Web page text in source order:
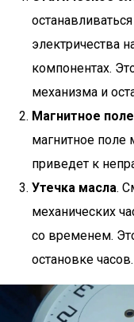
электричества
компонентах.
механизма и
Магнитное поле
магнитное поле
приведет к
Утечка масла.
механических
со временем.
остановке часов.